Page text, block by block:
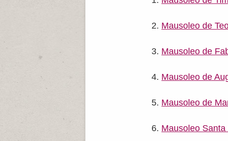
Mausoleo de
Mausoleo de
Mausoleo de
Mausoleo de
Mausoleo